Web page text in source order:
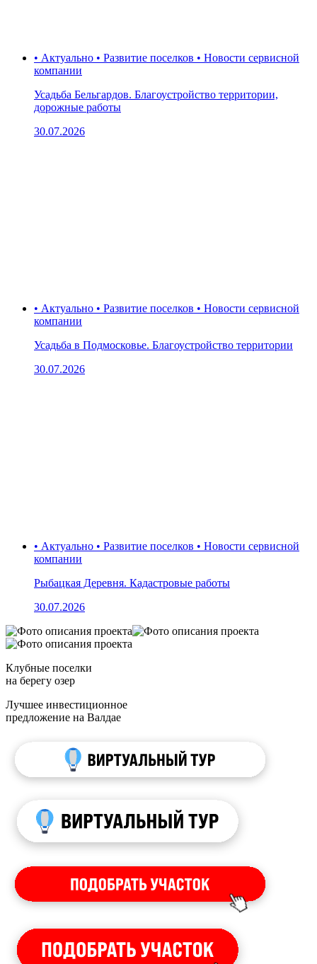
• Актуально • Развитие поселков • Новости сервисной
компании
Усадьба Бельгардов. Благоустройство территории,
дорожные работы
30.07.2026
• Актуально • Развитие поселков • Новости сервисной
компании
Усадьба в Подмосковье. Благоустройство территории
30.07.2026
• Актуально • Развитие поселков • Новости сервисной
компании
Рыбацкая Деревня. Кадастровые работы
30.07.2026
Клубные поселки
на берегу озер
Лучшее инвестиционное
предложение на Валдае